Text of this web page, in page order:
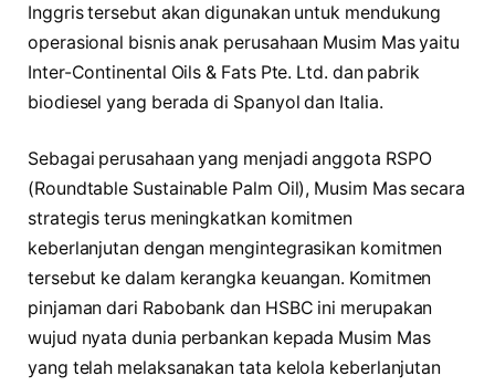
Inggris tersebut akan digunakan untuk mendukung
operasional bisnis anak perusahaan Musim Mas yaitu
Inter-Continental Oils & Fats Pte. Ltd. dan pabrik
biodiesel yang berada di Spanyol dan Italia.
Sebagai perusahaan yang menjadi anggota RSPO
(Roundtable Sustainable Palm Oil), Musim Mas secara
strategis terus meningkatkan komitmen
keberlanjutan dengan mengintegrasikan komitmen
tersebut ke dalam kerangka keuangan. Komitmen
pinjaman dari Rabobank dan HSBC ini merupakan
wujud nyata dunia perbankan kepada Musim Mas
yang telah melaksanakan tata kelola keberlanjutan